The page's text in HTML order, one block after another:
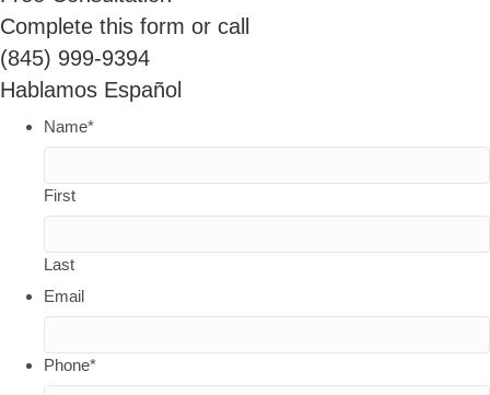
Complete this form or call
(845) 999-9394
Hablamos Español
Name*
First
Last
Email
Phone*